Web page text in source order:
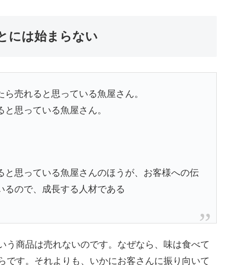
には始まらない
売れると思っている魚屋さん。
思っている魚屋さん。
と思っている魚屋さんのほうが、お客様への伝
るので、成長する人材である
う商品は売れないのです。なぜなら、味は食べて
です。それよりも、いかにお客さんに振り向いて